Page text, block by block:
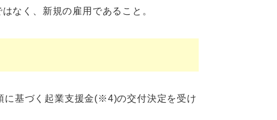
なく、新規の雇用であること。
に基づく起業支援金(※4)の交付決定を受け